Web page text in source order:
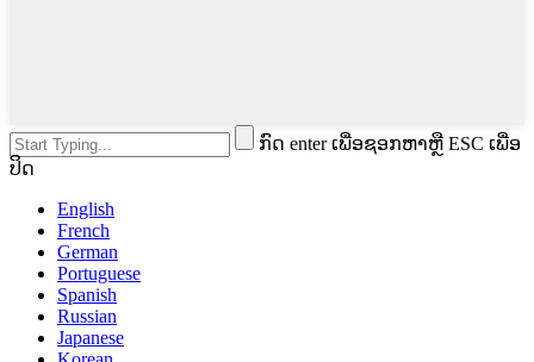
ກົດ enter ເພື່ອຊອກຫາຫຼື ESC ເພື່ອ
ປິດ
English
French
German
Portuguese
Spanish
Russian
Japanese